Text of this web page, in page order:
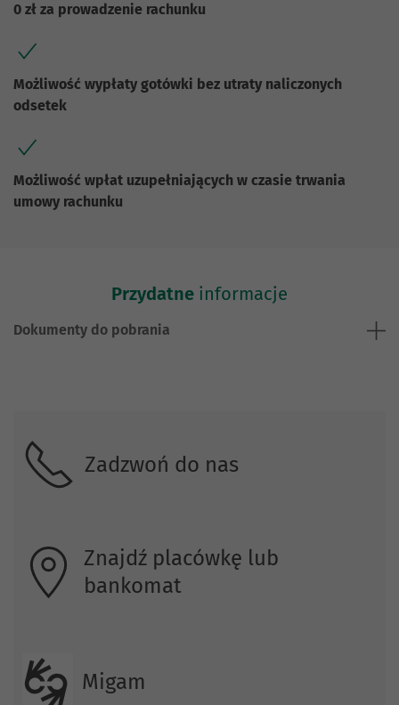
0 zł za prowadzenie rachunku
Możliwość wypłaty gotówki bez utraty naliczonych
odsetek
Możliwość wpłat uzupełniających w czasie trwania
umowy rachunku
Przydatne informacje
Dokumenty do pobrania
Zadzwoń do nas
Znajdź placówkę lub
bankomat
Migam